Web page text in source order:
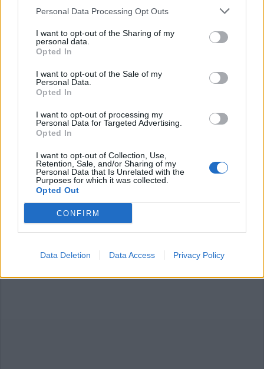
Personal Data Processing Opt Outs
I want to opt-out of the Sharing of my
personal data.
Opted In
I want to opt-out of the Sale of my
Personal Data.
Opted In
I want to opt-out of processing my
Personal Data for Targeted Advertising.
Opted In
I want to opt-out of Collection, Use,
Retention, Sale, and/or Sharing of my
Personal Data that Is Unrelated with the
Purposes for which it was collected.
Opted Out
CONFIRM
Data Deletion Data Access Privacy Policy
Commenti
articolo.
L'email è richiesta ma non verrà mostrata ai visitatori. Il contenuto di questo
commento esprime il pensiero dell'autore e non rappresenta la linea editoriale
commenti non sono testi giornalistici, ma post inviati dai singoli lettori che
possono essere automaticamente pubblicati senza filtro preventivo. I commenti
che includano uno o più link a siti esterni verranno rimossi in automatico dal